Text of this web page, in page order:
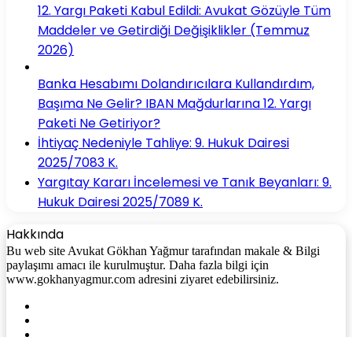
12. Yargı Paketi Kabul Edildi: Avukat Gözüyle Tüm
Maddeler ve Getirdiği Değişiklikler (Temmuz
2026)
Banka Hesabımı Dolandırıcılara Kullandırdım,
Başıma Ne Gelir? IBAN Mağdurlarına 12. Yargı
Paketi Ne Getiriyor?
İhtiyaç Nedeniyle Tahliye: 9. Hukuk Dairesi
2025/7083 K.
Yargıtay Kararı İncelemesi ve Tanık Beyanları: 9.
Hukuk Dairesi 2025/7089 K.
Hakkında
Bu web site Avukat Gökhan Yağmur tarafından makale & Bilgi
paylaşımı amacı ile kurulmuştur. Daha fazla bilgi için
www.gokhanyagmur.com adresini ziyaret edebilirsiniz.